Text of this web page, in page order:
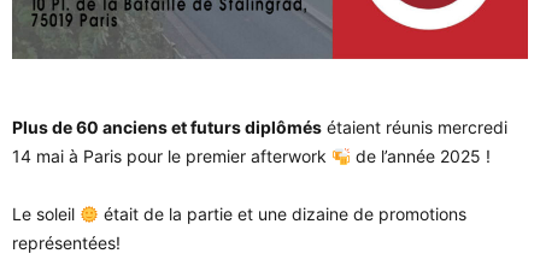
Plus de 60 anciens et futurs diplômés étaient réunis mercredi
14 mai à Paris pour le premier afterwork
de l’année 2025 !
Le soleil
était de la partie et une dizaine de promotions
représentées!